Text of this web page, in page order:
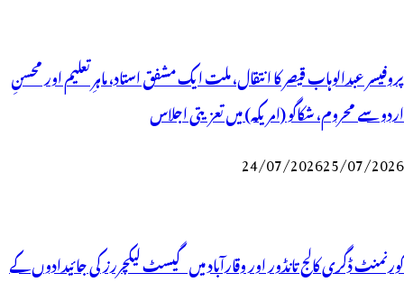
پروفیسر عبدالوہاب قیصر کا انتقال، ملت ایک مشفق استاد، ماہرِتعلیم اور محسنِ
اردو سے محروم، شکاگو (امریکہ) میں تعزیتی اجلاس
24/07/202625/07/2026
گورنمنٹ ڈگری کالج تانڈور اور وقارآباد میں گیسٹ لیکچررز کی جائیدادوں کے